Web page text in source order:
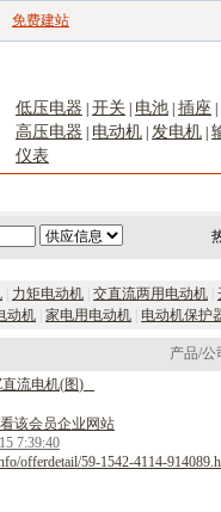
免费建站
低压电器 开关 电池 插座
高压电器 电动机 发电机
仪表
力矩电动机 交直流两用电动机
动机 家电用电动机 电动机保护
产品/公
直流电机(图)
该会员企业网站
7:39:40
offerdetail/59-1542-4114-